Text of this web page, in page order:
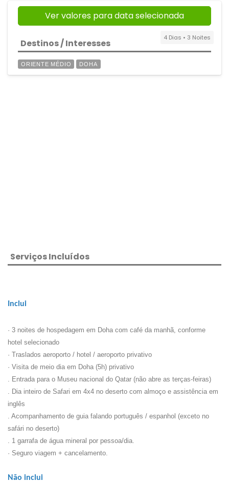
Ver valores para data selecionada
4 Dias • 3 Noites
Destinos / Interesses
ORIENTE MÉDIO DOHA
Serviços Incluídos
Inclui
· 3 noites de hospedagem em Doha com café da manhã, conforme
hotel selecionado
· Traslados aeroporto / hotel / aeroporto privativo
· Visita de meio dia em Doha (5h) privativo
. Entrada para o Museu nacional do Qatar (não abre as terças-feiras)
. Dia inteiro de Safari em 4x4 no deserto com almoço e assistência em
inglês
. Acompanhamento de guia falando português / espanhol (exceto no
safári no deserto)
. 1 garrafa de água mineral por pessoa/dia.
· Seguro viagem + cancelamento.
Não inclui